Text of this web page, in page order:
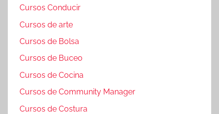
Cursos Conducir
Cursos de arte
Cursos de Bolsa
Cursos de Buceo
Cursos de Cocina
Cursos de Community Manager
Cursos de Costura